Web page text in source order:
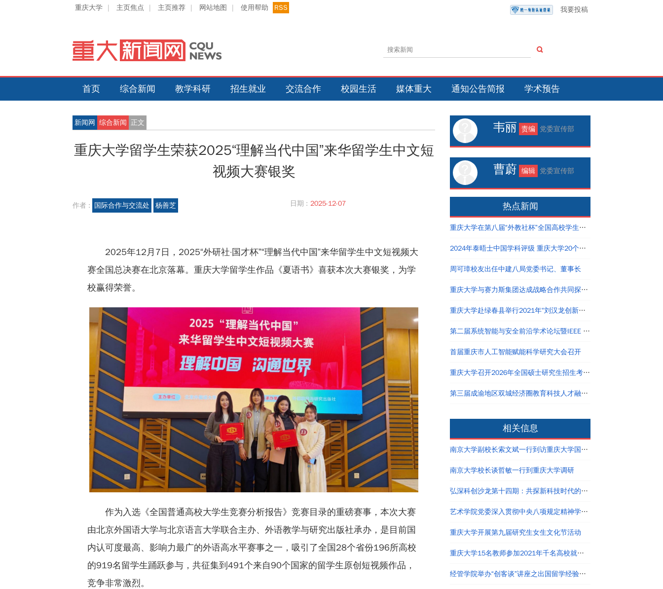
重庆大学 | 主页焦点 | 主页推荐 | 网站地图 | 使用帮助 RSS 我要投稿
首页 综合新闻 教学科研 招生就业 交流合作 校园生活 媒体重大 通知公告简报 学术预告
新闻网 综合新闻 正文
重庆大学留学生荣获2025“理解当代中国”来华留学生中文短
视频大赛银奖
作者 : 国际合作与交流处 杨善芝 日期 : 2025-12-07
2025年12月7日，2025“外研社·国才杯”“理解当代中国”来华留学生中文短视频大
赛全国总决赛在北京落幕。重庆大学留学生作品《夏语书》喜获本次大赛银奖，为学
校赢得荣誉。
作为入选《全国普通高校大学生竞赛分析报告》竞赛目录的重磅赛事，本次大赛
由北京外国语大学与北京语言大学联合主办、外语教学与研究出版社承办，是目前国
内认可度最高、影响力最广的外语高水平赛事之一，吸引了全国28个省份196所高校
的919名留学生踊跃参与，共征集到491个来自90个国家的留学生原创短视频作品，
竞争非常激烈。
韦丽 责编 党委宣传部
曹蔚 编辑 党委宣传部
热点新闻
重庆大学在第八届“外教社杯”全国高校学生跨文化能力大赛短视频大赛中荣获佳绩
2024年泰晤士中国学科评级 重庆大学20个学科评为A类
周可璋校友出任中建八局党委书记、董事长
重庆大学与赛力斯集团达成战略合作共同探寻产教融合创新路径
重庆大学赴绿春县举行2021年“刘汉龙创新团队龙之梦”奖助学金颁发仪式
第二届系统智能与安全前沿学术论坛暨IEEE Chongqing Section成立仪式在重庆举办
首届重庆市人工智能赋能科学研究大会召开
重庆大学召开2026年全国硕士研究生招生考试自命题评卷工作会议
第三届成渝地区双城经济圈教育科技人才融汇发展论坛举行
相关信息
南京大学副校长索文斌一行到访重庆大学国家卓越工程师学院
南京大学校长谈哲敏一行到重庆大学调研
弘深科创沙龙第十四期：共探新科技时代的创新创业与职业发展
艺术学院党委深入贯彻中央八项规定精神学习教育读书班结业
重庆大学开展第九届研究生女生文化节活动
重庆大学15名教师参加2021年千名高校就业工作者专题培训
经管学院举办“创客谈”讲座之出国留学经验分享